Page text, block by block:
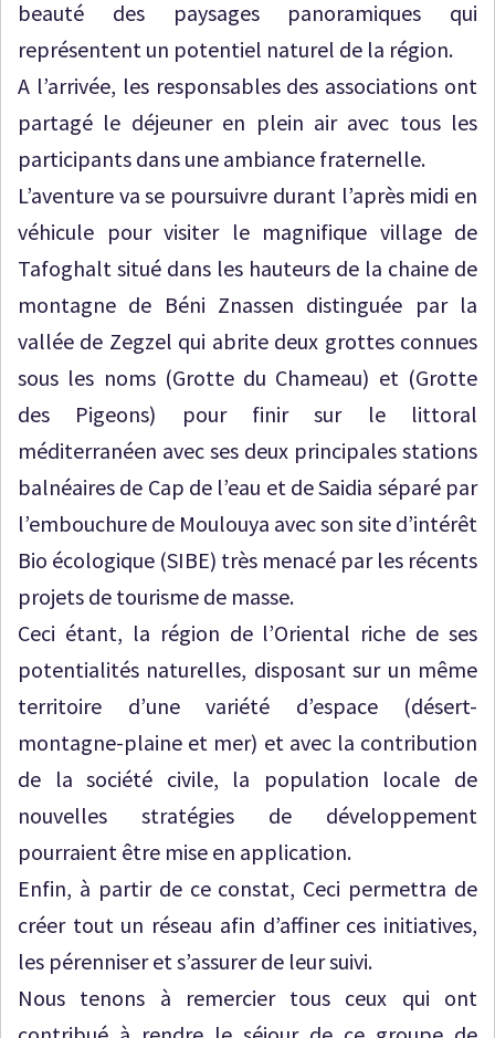
beauté des paysages panoramiques qui
représentent un potentiel naturel de la région.
A l’arrivée, les responsables des associations ont
partagé le déjeuner en plein air avec tous les
participants dans une ambiance fraternelle.
L’aventure va se poursuivre durant l’après midi en
véhicule pour visiter le magnifique village de
Tafoghalt situé dans les hauteurs de la chaine de
montagne de Béni Znassen distinguée par la
vallée de Zegzel qui abrite deux grottes connues
sous les noms (Grotte du Chameau) et (Grotte
des Pigeons) pour finir sur le littoral
méditerranéen avec ses deux principales stations
balnéaires de Cap de l’eau et de Saidia séparé par
l’embouchure de Moulouya avec son site d’intérêt
Bio écologique (SIBE) très menacé par les récents
projets de tourisme de masse.
Ceci étant, la région de l’Oriental riche de ses
potentialités naturelles, disposant sur un même
territoire d’une variété d’espace (désert-
montagne-plaine et mer) et avec la contribution
de la société civile, la population locale de
nouvelles stratégies de développement
pourraient être mise en application.
Enfin, à partir de ce constat, Ceci permettra de
créer tout un réseau afin d’affiner ces initiatives,
les pérenniser et s’assurer de leur suivi.
Nous tenons à remercier tous ceux qui ont